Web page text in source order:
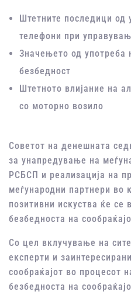
Штетните последици од
телефони при
Значењето од употреба
безбедност
Штетното влијание на
со моторно возило
Советот на денешната
за унапредување на
РСБСП и реализација на
меѓународни партнери во
позитивни искуства ќе се
безбедноста на
Со цел вклучување на
експерти и
сообраќајот во процесот
безбедноста на